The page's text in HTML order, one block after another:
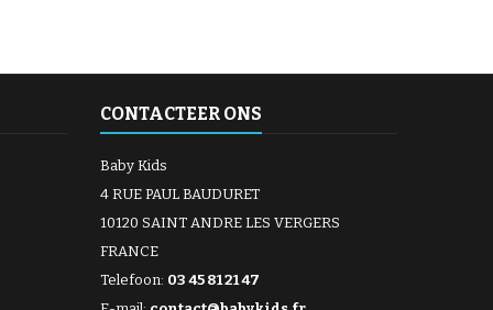
CONTACTEER ONS
Baby Kids
4 RUE PAUL BAUDURET
10120 SAINT ANDRE LES VERGERS
FRANCE
Telefoon: 03 45 81 21 47